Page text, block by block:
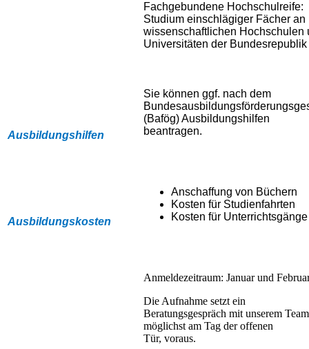
Fachgebundene Hochschulreife:
Studium einschlägiger Fächer an
wissenschaftlichen Hochschulen
Universitäten der Bundesrepublik
Ausbildungshilfen
Sie können ggf. nach dem
(Bafög) Ausbildungshilfen
beantragen.
Ausbildungskosten
Anschaffung von Büchern
Kosten für Studienfahrten
Kosten für Unterrichtsgänge
Anmeldezeitraum: Januar und
Die Aufnahme setzt ein
Beratungsgespräch mit unserem
möglichst am Tag der offenen
Tür, voraus.